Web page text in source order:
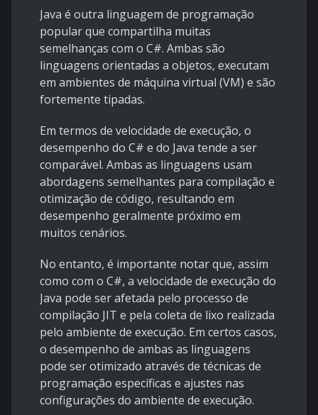
Java é outra linguagem de programação
popular que compartilha muitas
semelhanças com o C#. Ambas são
linguagens orientadas a objetos, executam
em ambientes de máquina virtual (VM) e são
fortemente tipadas.
Em termos de velocidade de execução, o
desempenho do C# e do Java tende a ser
comparável. Ambas as linguagens usam
abordagens semelhantes para compilação e
otimização de código, resultando em
desempenho geralmente próximo em
muitos cenários.
No entanto, é importante notar que, assim
como com o C#, a velocidade de execução do
Java pode ser afetada pelo processo de
compilação JIT e pela coleta de lixo realizada
pelo ambiente de execução. Em certos casos,
o desempenho de ambas as linguagens
pode ser otimizado através de técnicas de
programação específicas e ajustes nas
configurações do ambiente de execução.